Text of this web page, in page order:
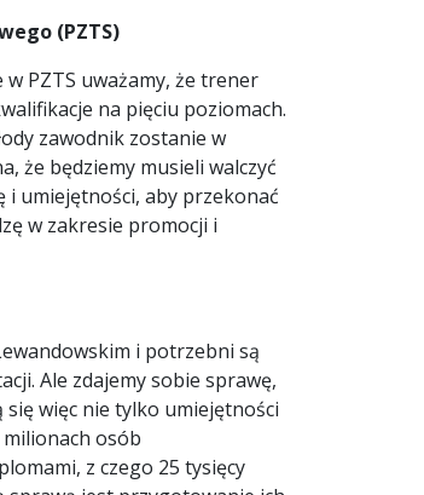
(PZTS)
PZTS uważamy, że trener
na pięciu poziomach.
zawodnik zostanie w
że będziemy musieli walczyć
i umiejętności, aby przekonać
w zakresie promocji i
i potrzebni są
Ale zdajemy sobie sprawę,
więc nie tylko umiejętności
milionach osób
z czego 25 tysięcy